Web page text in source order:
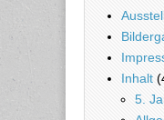
Inhalt
5.